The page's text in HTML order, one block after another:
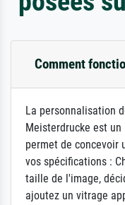
Comment
La personnalisation
Meisterdrucke est
permet de concevoir
vos spécifications :
taille de l'image,
ajoutez un vitrage